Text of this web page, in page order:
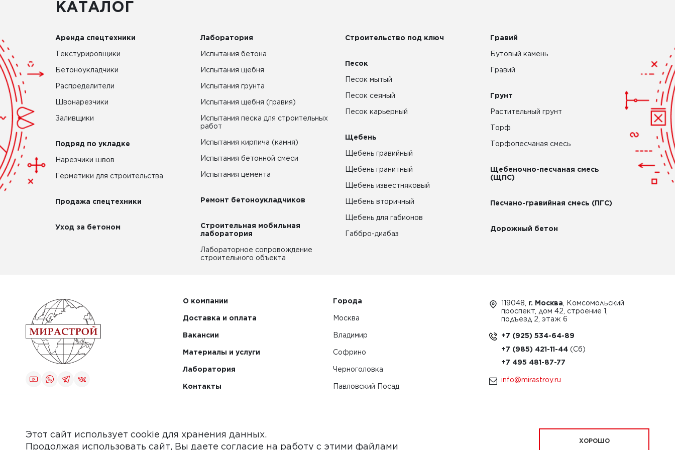
КАТАЛОГ
Аренда спецтехники
Текстурировщики
Бетоноукладчики
Распределители
Швонарезчики
Заливщики
Подряд по укладке
Нарезчики швов
Герметики для строительства
Продажа спецтехники
Уход за бетоном
Лаборатория
Испытания бетона
Испытания щебня
Испытания грунта
Испытания щебня (гравия)
Испытания песка для строительных
работ
Испытания кирпича (камня)
Испытания бетонной смеси
Испытания цемента
Ремонт бетоноукладчиков
Строительная мобильная
лаборатория
Лабораторное сопровождение
строительного объекта
Строительство под ключ
Песок
Песок мытый
Песок сеяный
Песок карьерный
Щебень
Щебень гравийный
Щебень гранитный
Щебень известняковый
Щебень вторичный
Щебень для габионов
Габбро-диабаз
Гравий
Бутовый камень
Гравий
Грунт
Растительный грунт
Торф
Торфопесчаная смесь
Щебеночно-песчаная смесь
(ЩПС)
Песчано-гравийная смесь (ПГС)
Дорожный бетон
О компании
Доставка и оплата
Вакансии
Материалы и услуги
Лаборатория
Контакты
Города
Москва
Владимир
Софрино
Черноголовка
Павловский Посад
119048, г. Москва , Комсомольский
проспект, дом 42, строение 1,
подъезд 2, этаж 6
+7 (925) 534-64-89
+7 (985) 421-11-44
+7 495 481-87-77
info@mirastroy.ru
Этот сайт использует cookie для хранения данных.
Продолжая использовать сайт, Вы даете согласие на работу с этими файлами
ХОРОШО